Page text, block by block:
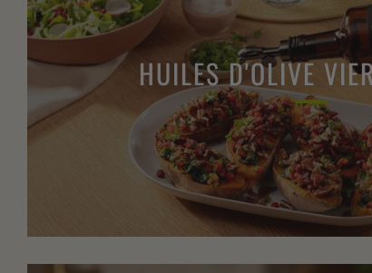
HUILES D'OLIVE